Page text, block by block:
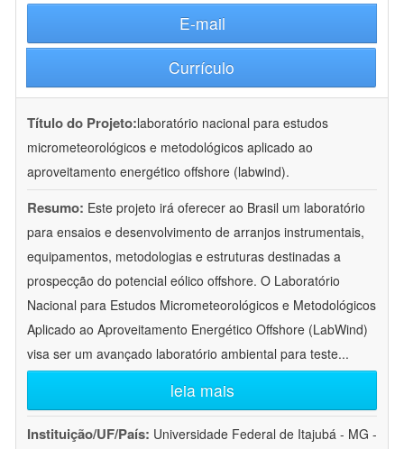
E-mail
Currículo
Título do Projeto:laboratório nacional para estudos
micrometeorológicos e metodológicos aplicado ao
aproveitamento energético offshore (labwind).
Resumo: Este projeto irá oferecer ao Brasil um laboratório
para ensaios e desenvolvimento de arranjos instrumentais,
equipamentos, metodologias e estruturas destinadas a
prospecção do potencial eólico offshore. O Laboratório
Nacional para Estudos Micrometeorológicos e Metodológicos
Aplicado ao Aproveitamento Energético Offshore (LabWind)
visa ser um avançado laboratório ambiental para teste...
leia mais
Instituição/UF/País: Universidade Federal de Itajubá - MG -